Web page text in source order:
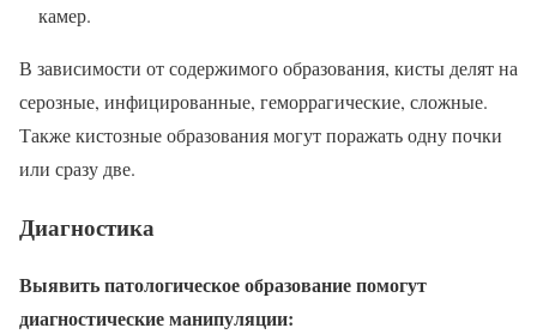
камер.
В зависимости от содержимого образования, кисты делят на
серозные, инфицированные, геморрагические, сложные.
Также кистозные образования могут поражать одну почки
или сразу две.
Диагностика
Выявить патологическое образование помогут
диагностические манипуляции: